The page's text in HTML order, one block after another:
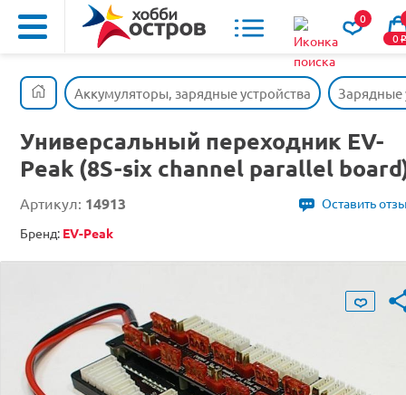
0
0o
Аккумуляторы, зарядные устройства Зарядные
Универсальный переходник EV-
Peak (8S-six channel parallel
Артикул: 14913
Оставить
Бренд: EV-Peak